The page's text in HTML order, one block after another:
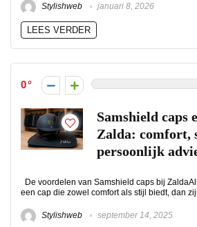
Stylishweb januari 8, 2026
LEES VERDER
0
Samshield caps
Zalda: comfort,
persoonlijk
De voordelen van Samshield caps bij
een cap die zowel comfort als stijl biedt, dan
Stylishweb september 14, 2025